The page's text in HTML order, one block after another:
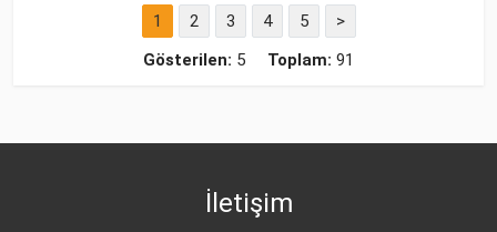
1 2 3 4 5
>
Gösterilen: 5 Toplam: 91
İletişim